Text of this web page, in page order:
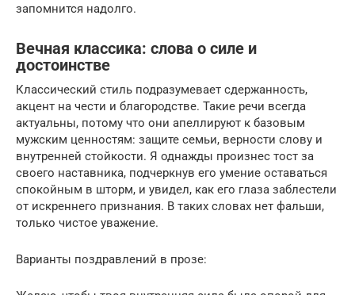
запомнится надолго.
Вечная классика: слова о силе и
достоинстве
Классический стиль подразумевает сдержанность,
акцент на чести и благородстве. Такие речи всегда
актуальны, потому что они апеллируют к базовым
мужским ценностям: защите семьи, верности слову и
внутренней стойкости. Я однажды произнес тост за
своего наставника, подчеркнув его умение оставаться
спокойным в шторм, и увидел, как его глаза заблестели
от искреннего признания. В таких словах нет фальши,
только чистое уважение.
Варианты поздравлений в прозе: